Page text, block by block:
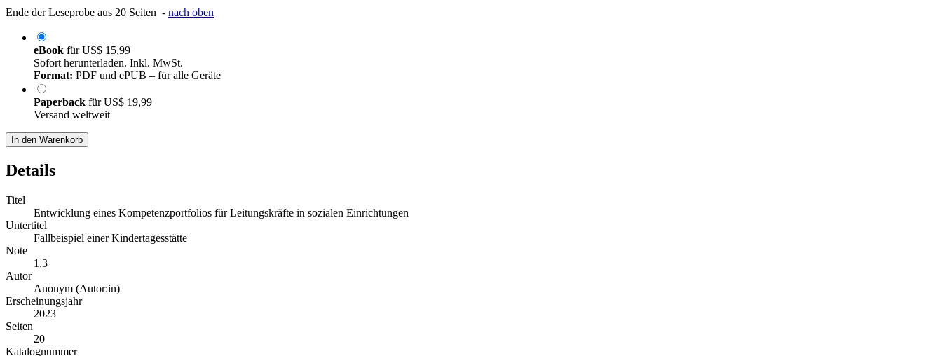
Ende der Leseprobe aus 20 Seiten - nach oben
eBook fürUS$ 15,99
Sofort herunterladen. Inkl. MwSt.
Format: PDF und ePUB – für alle Geräte
Paperback fürUS$ 19,99
Versand weltweit
In den Warenkorb
Details
Titel
Entwicklung eines Kompetenzportfolios für Leitungskräfte in sozialen Einrichtungen
Untertitel
Fallbeispiel einer Kindertagesstätte
Note
1,3
Autor
Anonym (Autor:in)
Erscheinungsjahr
2023
Seiten
20
Katalognummer